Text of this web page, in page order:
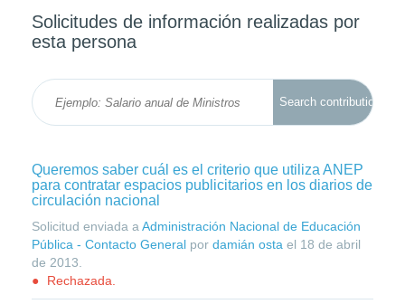
Solicitudes de información realizadas por
esta persona
Queremos saber cuál es el criterio que utiliza ANEP
para contratar espacios publicitarios en los diarios de
circulación nacional
Solicitud enviada a Administración Nacional de Educación
Pública - Contacto General por damián osta el 18 de abril
de 2013
Rechazada.